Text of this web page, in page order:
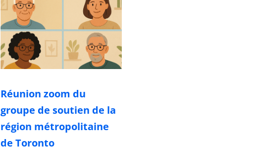
Réunion zoom du
groupe de soutien de la
région métropolitaine
de Toronto